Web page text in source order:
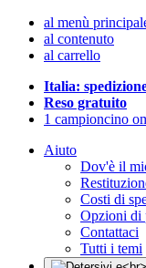
al menù
al contenuto
al carrello
Italia:
Reso gratuito
1 campioncino
Aiuto
Dov'è il
Costi di
Opzioni di
Contattaci
Tutti i temi